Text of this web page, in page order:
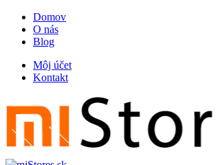
Skip
navigation
Skip
content
Domov
O nás
Blog
Môj účet
Kontakt